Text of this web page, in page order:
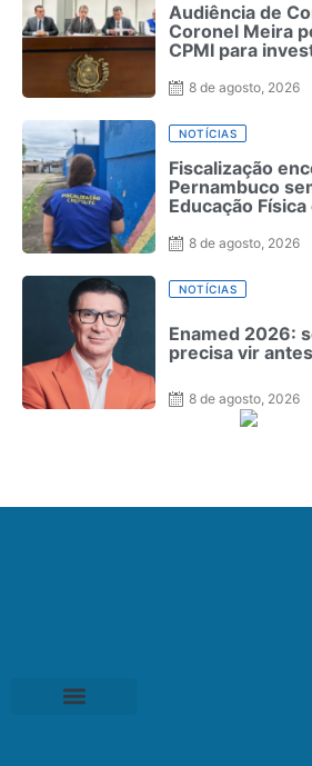
Audiência de
Coronel Meira
CPMI para
8 de agosto, 2026
NOTÍCIAS
Fiscalização
Pernambuco
Educação
8 de agosto, 2026
NOTÍCIAS
Enamed 2026:
precisa vir
8 de agosto, 2026